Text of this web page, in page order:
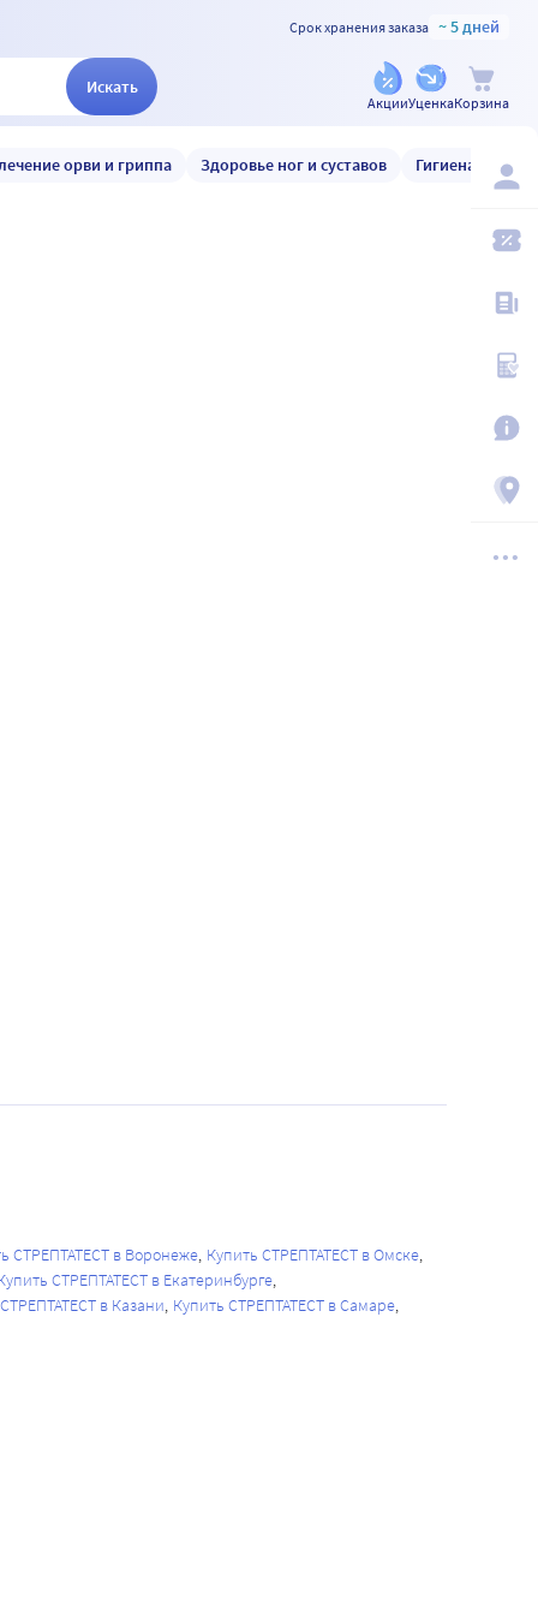
Срок хранения заказа ~ 5 дней
Искать
АкцииУценкаКорзина
орви и гриппа Здоровье ног и суставов Гигиена и уход
СТРЕПТАТЕСТ в Воронеже Купить СТРЕПТАТЕСТ в Омске
СТРЕПТАТЕСТ в Екатеринбурге
в Казани Купить СТРЕПТАТЕСТ в Самаре